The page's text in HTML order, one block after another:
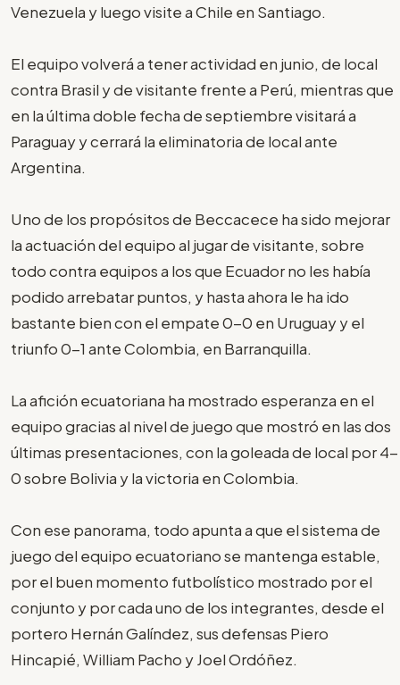
Venezuela y luego visite a Chile en Santiago.
El equipo volverá a tener actividad en junio, de local
contra Brasil y de visitante frente a Perú, mientras que
en la última doble fecha de septiembre visitará a
Paraguay y cerrará la eliminatoria de local ante
Argentina.
Uno de los propósitos de Beccacece ha sido mejorar
la actuación del equipo al jugar de visitante, sobre
todo contra equipos a los que Ecuador no les había
podido arrebatar puntos, y hasta ahora le ha ido
bastante bien con el empate 0-0 en Uruguay y el
triunfo 0-1 ante Colombia, en Barranquilla.
La afición ecuatoriana ha mostrado esperanza en el
equipo gracias al nivel de juego que mostró en las dos
últimas presentaciones, con la goleada de local por 4-
0 sobre Bolivia y la victoria en Colombia.
Con ese panorama, todo apunta a que el sistema de
juego del equipo ecuatoriano se mantenga estable,
por el buen momento futbolístico mostrado por el
conjunto y por cada uno de los integrantes, desde el
portero Hernán Galíndez, sus defensas Piero
Hincapié, William Pacho y Joel Ordóñez.